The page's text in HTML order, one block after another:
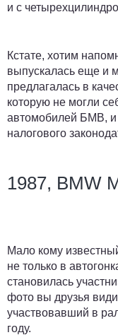
и с
Кстате, хотим
выпускалась еще и
предлагалась в
которую не могли
автомобилей БМВ, и
налогового
1987, BMW
Мало кому
не только в
становилась
фото вы друзья
участвовавший в
году.